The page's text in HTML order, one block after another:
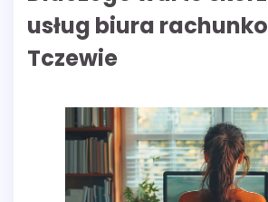
usług biura
Tczewie